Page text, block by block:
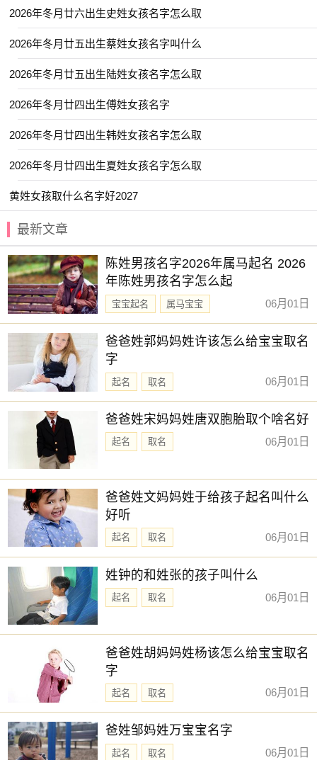
【昱昕】 【明诺】 【翊德】 【岳琪】
【尚昕】 【俞昭】 【日晞】 【易宇】
【淘菘】 【翊群】 【鹤琦】 【忆君】
【玮航】 【山澜】 【渝凡】 【锦腾】
【浩予】 【羽熙】 【东璟】 【霖铭】
【乐川】 【胜锦】 【洋锦】 【诚颢】
【亦洋】 【乐淳】 【柏羲】 【文舟】
【星沉】 【云浩】 【承熙】 【旭辰】
【子玮】 【云栋】 【书承】 【熙嘉】
【羽墨】 【淇岩】 【卓远】 【景赫】
【楚越】 【凡阳】 【梧伟】 【承煜】
【棋轩】 【嘉谦】 【书蕴】 【宸昭】
【翊亭】 【涵雷】 【景梵】 【学致】
【尚霖】 【嘉彦】 【凌栩】 【锦誉】
赐子好名，能伴子一生。想给宝宝取一个好名字吗？选
择下方的
【宝宝起名】，为孩子起一个吉利的好名字吧。
2026年冬月廿六出生史姓女孩名字怎么取
2026年冬月廿五出生蔡姓女孩名字叫什么
2026年冬月廿五出生陆姓女孩名字怎么取
2026年冬月廿四出生傅姓女孩名字
2026年冬月廿四出生韩姓女孩名字怎么取
2026年冬月廿四出生夏姓女孩名字怎么取
黄姓女孩取什么名字好2027
最新文章
陈姓男孩名字2026年属马起名 2026
年陈姓男孩名字怎么起
宝宝起名
属马宝宝
新生儿取名
06月01日
爸爸姓郭妈妈姓许该怎么给宝宝取名
字
起名 取名 06月01日
爸爸姓宋妈妈姓唐双胞胎取个啥名好
起名 取名 06月01日
爸爸姓文妈妈姓于给孩子起名叫什么
好听
起名 取名 06月01日
姓钟的和姓张的孩子叫什么
起名 取名 06月01日
爸爸姓胡妈妈姓杨该怎么给宝宝取名
字
起名 取名 06月01日
爸姓邹妈姓万宝宝名字
起名 取名 06月01日